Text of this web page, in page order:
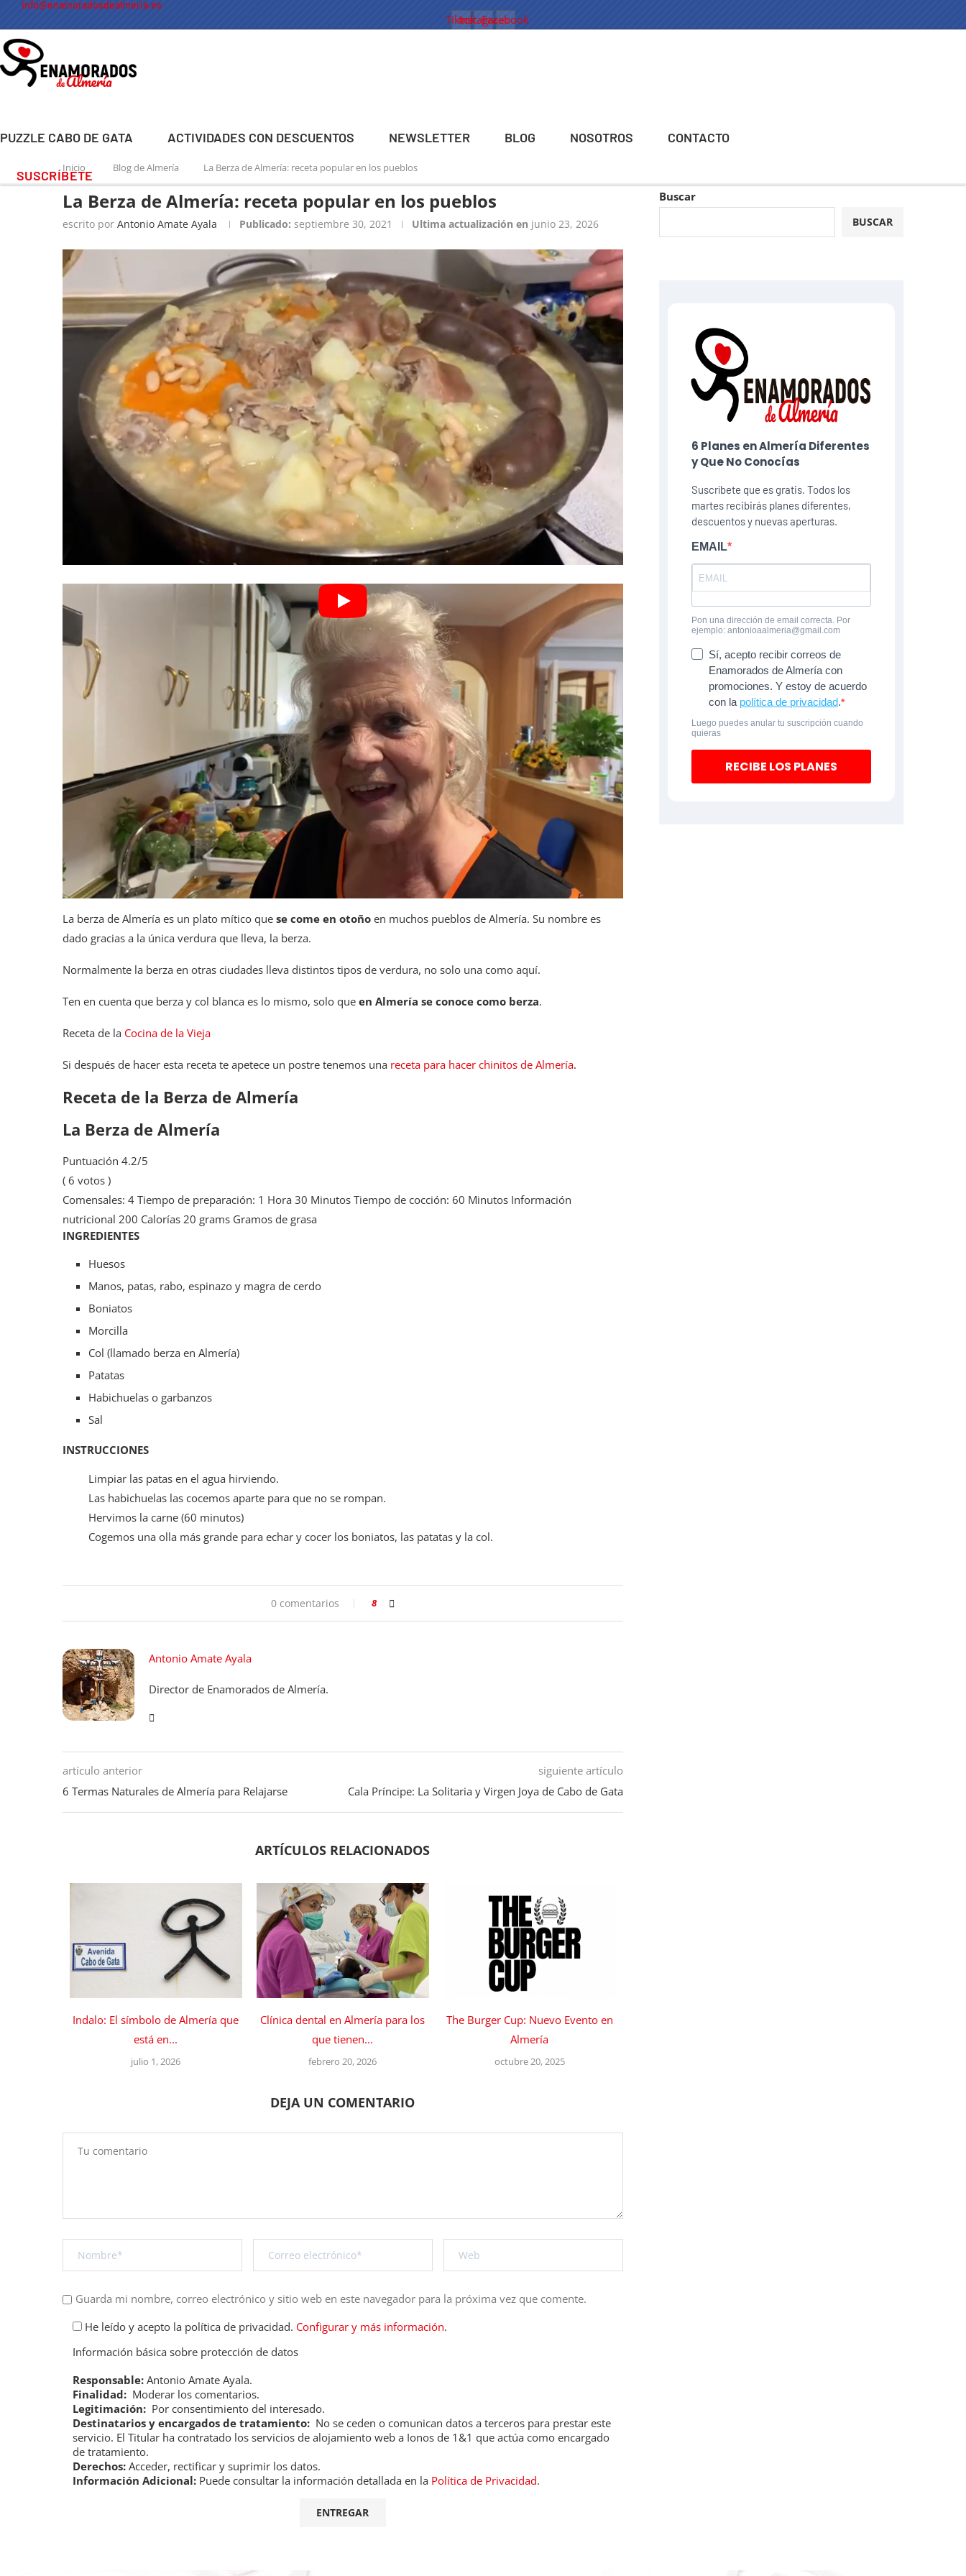
info@enamoradosdealmeria.es
Tiktok
Instagram
Facebook
PUZZLE CABO DE GATA ACTIVIDADES CON DESCUENTOS NEWSLETTER BLOG NOSOTROS CONTACTO
SUSCRÍBETE
Inicio Blog de Almería La Berza de Almería: receta popular en los pueblos
La Berza de Almería: receta popular en los pueblos
escrito por Antonio Amate Ayala Publicado: septiembre 30, 2021 Ultima actualización en junio 23, 2026
La berza de Almería es un plato mítico que se come en otoño en muchos pueblos de Almería. Su nombre es
dado gracias a la única verdura que lleva, la berza.
Normalmente la berza en otras ciudades lleva distintos tipos de verdura, no solo una como aquí.
Ten en cuenta que berza y col blanca es lo mismo, solo que en Almería se conoce como berza.
Receta de la Cocina de la Vieja
Si después de hacer esta receta te apetece un postre tenemos una receta para hacer chinitos de Almería.
Receta de la Berza de Almería
La Berza de Almería
Puntuación 4.2/5
( 6 votos )
Comensales: 4 Tiempo de preparación: 1 Hora 30 Minutos Tiempo de cocción: 60 Minutos Información
nutricional 200 Calorías 20 grams Gramos de grasa
INGREDIENTES
Huesos
Manos, patas, rabo, espinazo y magra de cerdo
Boniatos
Morcilla
Col (llamado berza en Almería)
Patatas
Habichuelas o garbanzos
Sal
INSTRUCCIONES
Limpiar las patas en el agua hirviendo.
Las habichuelas las cocemos aparte para que no se rompan.
Hervimos la carne (60 minutos)
Cogemos una olla más grande para echar y cocer los boniatos, las patatas y la col.
0 comentarios 8
Antonio Amate Ayala
Director de Enamorados de Almería.
artículo anterior
6 Termas Naturales de Almería para Relajarse
siguiente artículo
Cala Príncipe: La Solitaria y Virgen Joya de Cabo de Gata
ARTÍCULOS RELACIONADOS
Indalo: El símbolo de Almería que
está en...
julio 1, 2026
Clínica dental en Almería para los
que tienen...
febrero 20, 2026
The Burger Cup: Nuevo Evento en
Almería
octubre 20, 2025
DEJA UN COMENTARIO
Guarda mi nombre, correo electrónico y sitio web en este navegador para la próxima vez que comente.
He leído y acepto la política de privacidad. Configurar y más información.
Información básica sobre protección de datos
Responsable: Antonio Amate Ayala.
Finalidad: Moderar los comentarios.
Legitimación: Por consentimiento del interesado.
Destinatarios y encargados de tratamiento: No se ceden o comunican datos a terceros para prestar este
servicio. El Titular ha contratado los servicios de alojamiento web a Ionos de 1&1 que actúa como encargado
de tratamiento.
Derechos: Acceder, rectificar y suprimir los datos.
Información Adicional: Puede consultar la información detallada en la Política de Privacidad.
Buscar
BUSCAR
6 Planes​ en Almería Diferentes
y Que No Conocías
Suscríbete que es gratis. Todos los
martes recibirás planes diferentes,
descuentos y nuevas aperturas.
EMAIL
Pon una dirección de email correcta. Por
ejemplo: antonioaalmeria@gmail.com
Sí, acepto recibir correos de
Enamorados de Almería con
promociones. Y estoy de acuerdo
con la política de privacidad.
Luego puedes anular tu suscripción cuando
quieras
RECIBE LOS PLANES